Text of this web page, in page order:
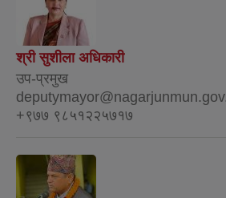
श्री सुशीला अधिकारी
उप-प्रमुख
+९७७ ९८५१२२५७१७